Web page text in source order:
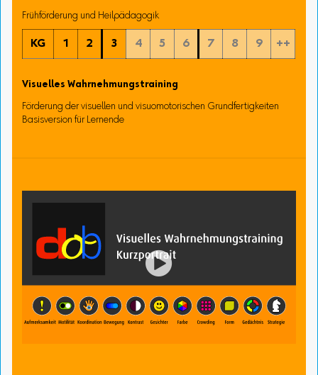
Frühförderung und Heilpädagogik
KG 1 2 3 4 5 6 7 8 9 ++
Visuelles Wahrnehmungstraining
Förderung der visuellen und visuomotorischen Grundfertigkeiten
Basisversion für Lernende
